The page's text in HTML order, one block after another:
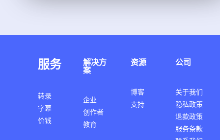
服务
转录
字幕
价钱
解决方
案
企业
创作者
教育
资源
博客
支持
公司
关于我们
隐私政策
退款政策
服务条款